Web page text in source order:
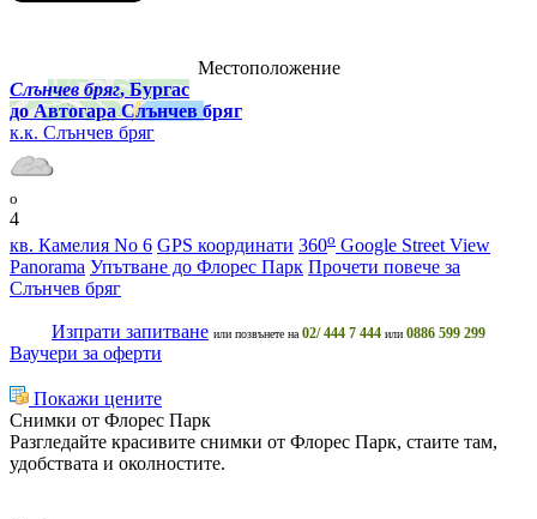
Местоположение
Слънчев бряг, Бургас
до Автогара Слънчев бряг
к.к. Слънчев бряг
o
4
кв. Камелия No 6 GPS координати 360o Google Street View
Panorama Упътване до Флорес Парк Прочети повече за
Слънчев бряг
Изпрати запитване или позвънете на 02/ 444 7 444 или 0886 599 299
Ваучери за оферти
Покажи цените
Снимки от Флорес Парк
Разгледайте красивите снимки от Флорес Парк, стаите там,
удобствата и околностите.